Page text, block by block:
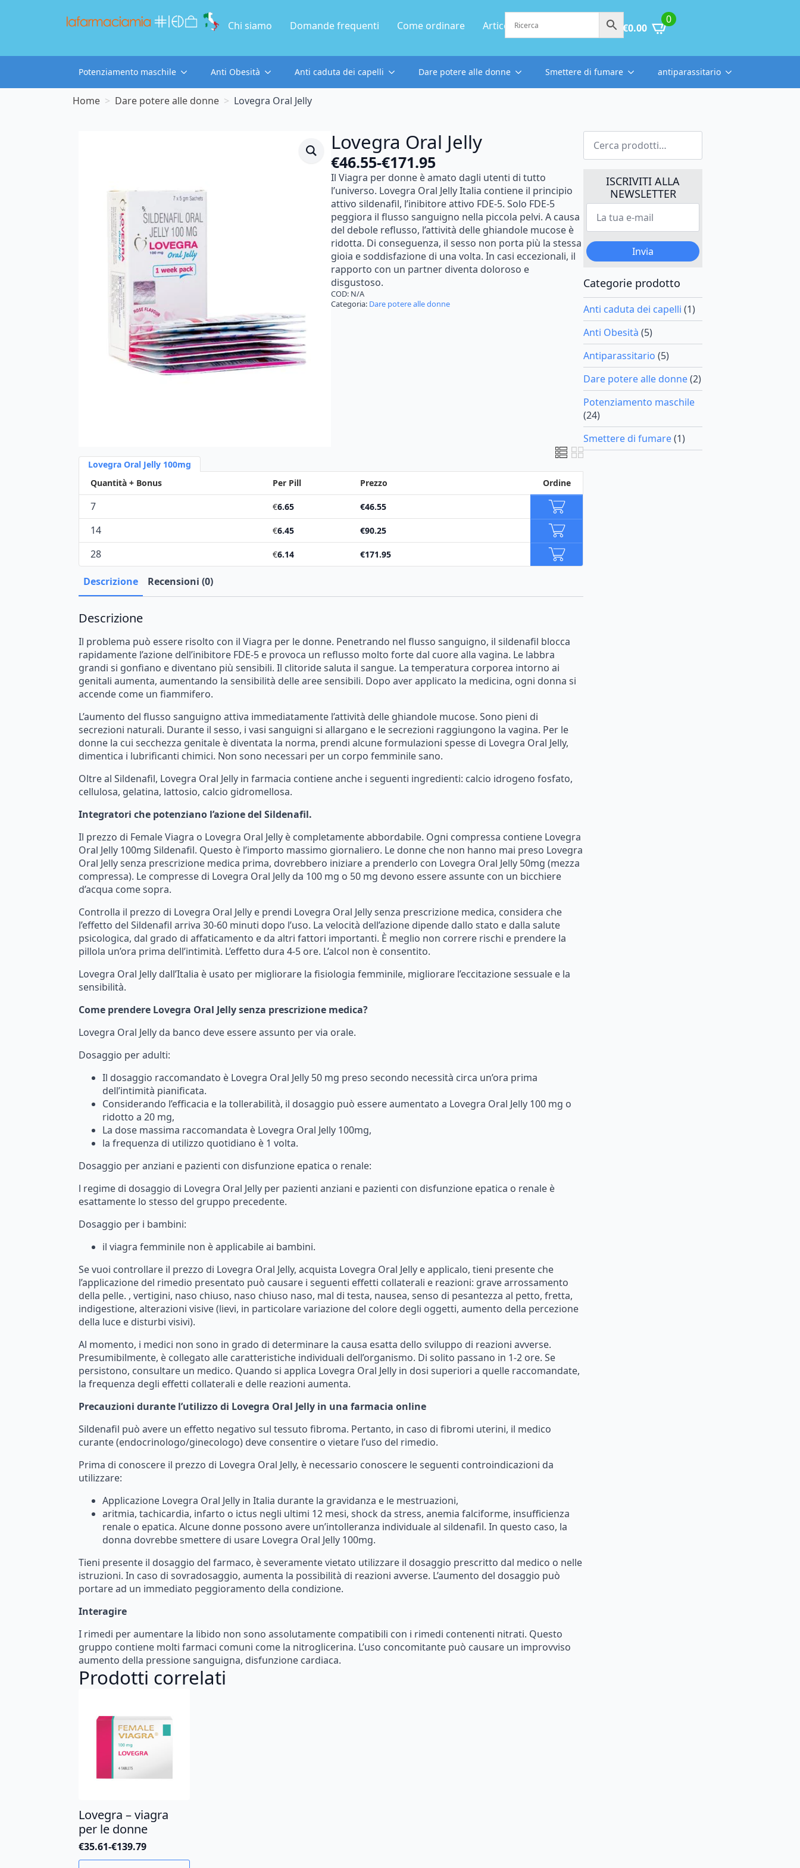
Chi siamo Domande frequenti Come ordinare Articolo €0.00
0
Potenziamento maschile Anti Obesità Anti caduta dei capelli Dare potere alle donne Smettere di fumare antiparassitario
Home Dare potere alle donne Lovegra Oral Jelly
Lovegra Oral Jelly
€46.55-€171.95
Fascia
di
prezzo:
da
€46.55
a
€171.95
Il Viagra per donne èamato dagli utenti di tutto
l’universo. Lovegra Oral JellyItalia contiene il principio
attivo sildenafil, l’inibitoreattivo FDE-5. Solo FDE-5
peggiora il flusso sanguigno nella piccola pelvi. A causa
del debole reflusso, l’attività delle ghiandole mucose è
ridotta. Di conseguenza, il sesso non porta più la stessa
gioia esoddisfazione di una volta. In casi eccezionali, il
rapporto con un partner diventa doloroso e
disgustoso.
COD: N/A
Categoria: Dare potere alle donne
Lovegra Oral Jelly 100mg
Quantità + Bonus
Per Pill Prezzo Ordine
7 €6.65 €46.55
14 €6.45 €90.25
28 €6.14 €171.95
Descrizione Recensioni (0)
Descrizione
Il problema può essere risolto con il Viagra per le donne. Penetrando nel flusso sanguigno, il sildenafil blocca
rapidamente l’azione dell’inibitore FDE-5 e provoca un reflusso molto forte dal cuorealla vagina. Le labbra
grandi si gonfiano e diventano più sensibili. Il clitoridesaluta il sangue. La temperatura corporea intorno ai
genitali aumenta, aumentando la sensibilità delleareesensibili. Dopo averapplicato la medicina, ogni donna si
accende come un fiammifero.
L’aumento del flusso sanguigno attiva immediatamente l’attività delle ghiandole mucose. Sono pieni di
secrezioni naturali. Durante il sesso, i vasi sanguigni si allargano e lesecrezioni raggiungono la vagina. Per le
donne la cui secchezza genitale è diventata la norma, prendi alcuneformulazioni spesse di Lovegra Oral Jelly,
dimentica i lubrificanti chimici. Non sono necessari per un corpo femminilesano.
Oltreal Sildenafil, Lovegra Oral Jelly in farmacia contieneanche i seguenti ingredienti: calcio idrogeno fosfato,
cellulosa, gelatina, lattosio, calcio gidromellosa.
Integratori che potenziano l’azionedel Sildenafil.
Il prezzo di FemaleViagra o Lovegra Oral Jelly è completamenteabbordabile. Ogni compressa contiene Lovegra
Oral Jelly 100mg Sildenafil. Questo è l’importo massimo giornaliero. Le donne che non hanno mai preso Lovegra
Oral Jellysenza prescrizione medica prima, dovrebbero iniziarea prenderlo con Lovegra Oral Jelly 50mg (mezza
compressa). Le compresse di Lovegra Oral Jelly da 100 mg o 50 mg devono essereassunte con un bicchiere
d’acqua comesopra.
Controlla il prezzo di Lovegra Oral Jelly e prendi Lovegra Oral Jellysenza prescrizione medica, considera che
l’effetto del Sildenafil arriva 30-60 minuti dopo l’uso. La velocità dell’azione dipende dallo stato e dalla salute
psicologica, dal grado di affaticamento e da altri fattori importanti. È meglio non correre rischi e prendere la
pillola un’ora prima dell’intimità. L’effetto dura 4-5 ore. L’alcol non è consentito.
Lovegra Oral Jelly dall’Italia è usato per migliorare la fisiologia femminile, migliorare l’eccitazionesessuale e la
sensibilità.
Come prendere Lovegra Oral Jellysenza prescrizione medica?
Lovegra Oral Jelly da banco deve essereassunto pervia orale.
Dosaggio peradulti:
Il dosaggio raccomandato è Lovegra Oral Jelly 50 mg preso secondo necessità circa un’ora prima
dell’intimità pianificata.
Considerando l’efficacia e la tollerabilità, il dosaggio può essereaumentato a Lovegra Oral Jelly 100 mg o
ridotto a 20 mg,
La dose massima raccomandata è Lovegra Oral Jelly 100mg,
la frequenza di utilizzo quotidiano è 1 volta.
Dosaggio per anziani e pazienti con disfunzione epatica o renale:
l regime di dosaggio di Lovegra Oral Jelly per pazienti anziani e pazienti con disfunzione epatica o renale è
esattamente lo stesso del gruppo precedente.
Dosaggio per i bambini:
il viagra femminile non èapplicabileai bambini.
Sevuoi controllare il prezzo di Lovegra Oral Jelly, acquista Lovegra Oral Jelly eapplicalo, tieni presente che
l’applicazione del rimedio presentato può causare i seguenti effetti collaterali e reazioni: gravearrossamento
della pelle. , vertigini, naso chiuso, naso chiuso naso, mal di testa, nausea, senso di pesantezza al petto, fretta,
indigestione, alterazioni visive(lievi, in particolarevariazione del colore degli oggetti, aumento della percezione
della luce e disturbi visivi).
Al momento, i medici non sono in grado di determinare la causa esatta dello sviluppo di reazioni avverse.
Presumibilmente, è collegato alle caratteristiche individuali dell’organismo. Di solito passano in 1-2 ore. Se
persistono, consultare un medico. Quando si applica Lovegra Oral Jelly in dosi superiori a quelle raccomandate,
la frequenza degli effetti collaterali e delle reazioni aumenta.
Precauzioni durante l’utilizzodi Lovegra Oral Jelly in una farmacia online
Sildenafil può avere un effetto negativo sul tessuto fibroma. Pertanto, in caso di fibromi uterini, il medico
curante(endocrinologo/ginecologo) deve consentire o vietare l’uso del rimedio.
Prima di conoscere il prezzo di Lovegra Oral Jelly, è necessario conoscere leseguenti controindicazioni da
utilizzare:
Applicazione Lovegra Oral Jelly in Italia durante la gravidanza e le mestruazioni,
aritmia, tachicardia, infarto o ictus negli ultimi 12 mesi, shock da stress, anemia falciforme, insufficienza
renale o epatica. Alcune donne possono avere un’intolleranza individualeal sildenafil. In questo caso, la
donna dovrebbesmettere di usare Lovegra Oral Jelly 100mg.
Tieni presente il dosaggio del farmaco, èseveramentevietato utilizzare il dosaggio prescritto dal medico o nelle
istruzioni. In caso di sovradosaggio, aumenta la possibilità di reazioni avverse. L’aumento del dosaggio può
portaread un immediato peggioramento della condizione.
Interagire
I rimedi peraumentare la libido non sono assolutamente compatibili con i rimedi contenenti nitrati. Questo
gruppo contiene molti farmaci comuni come la nitroglicerina. L’uso concomitante può causare un improvviso
aumento della pressionesanguigna, disfunzione cardiaca.
Prodotti correlati
Lovegra – viagra
per le donne
€35.61-€139.79
Fascia
di
Cerca:
ISCRIVITI ALLA
NEWSLETTER
La
tua
* Invia
Categorie prodotto
Anti caduta dei capelli (1)
Anti Obesità (5)
Antiparassitario (5)
Dare potere alle donne(2)
Potenziamento maschile
(24)
Smettere di fumare(1)